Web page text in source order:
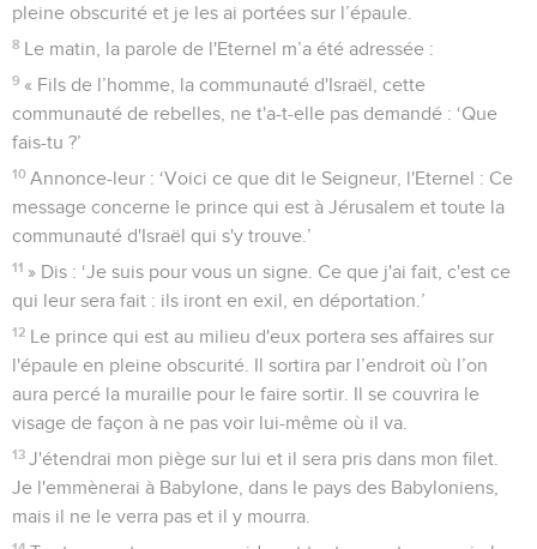
pleine obscurité et je les ai portées sur l’épaule.
8 Le matin, la parole de l'Eternel m’a été adressée :
9 « Fils de l’homme, la communauté d'Israël, cette
communauté de rebelles, ne t'a-t-elle pas demandé : ‘Que
fais-tu ?’
10 Annonce-leur : ‘Voici ce que dit le Seigneur, l'Eternel : Ce
message concerne le prince qui est à Jérusalem et toute la
communauté d'Israël qui s'y trouve.’
11 » Dis : ‘Je suis pour vous un signe. Ce que j'ai fait, c'est ce
qui leur sera fait : ils iront en exil, en déportation.’
12 Le prince qui est au milieu d'eux portera ses affaires sur
l'épaule en pleine obscurité. Il sortira par l’endroit où l’on
aura percé la muraille pour le faire sortir. Il se couvrira le
visage de façon à ne pas voir lui-même où il va.
13 J'étendrai mon piège sur lui et il sera pris dans mon filet.
Je l'emmènerai à Babylone, dans le pays des Babyloniens,
mais il ne le verra pas et il y mourra.